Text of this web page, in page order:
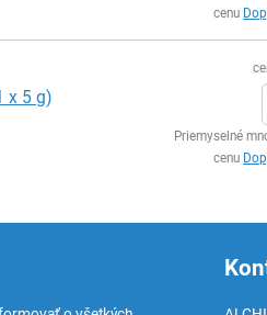
cenu
x 5 g)
Priemyselné
cenu